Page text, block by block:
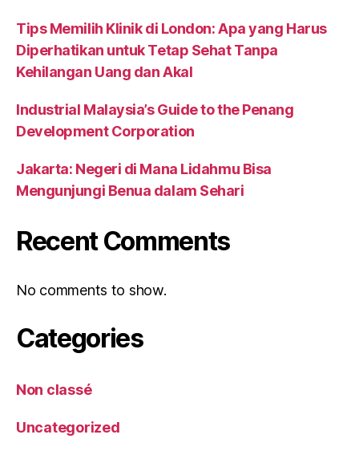
Tips Memilih Klinik di London: Apa yang Harus
Diperhatikan untuk Tetap Sehat Tanpa
Kehilangan Uang dan Akal
Industrial Malaysia’s Guide to the Penang
Development Corporation
Jakarta: Negeri di Mana Lidahmu Bisa
Mengunjungi Benua dalam Sehari
Recent Comments
No comments to show.
Categories
Non classé
Uncategorized